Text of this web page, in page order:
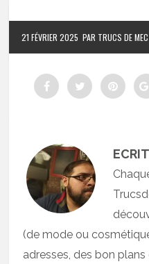
21 FÉVRIER 2025 PAR TRUCS DE MEC
(de mode ou
adresses, des bon